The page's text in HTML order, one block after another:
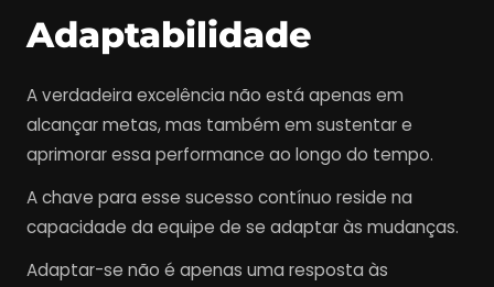
Adaptabilidade
A verdadeira excelência não está apenas em
alcançar metas, mas também em sustentar e
aprimorar essa performance ao longo do tempo.
A chave para esse sucesso contínuo reside na
capacidade da equipe de se adaptar às mudanças.
Adaptar-se não é apenas uma resposta às